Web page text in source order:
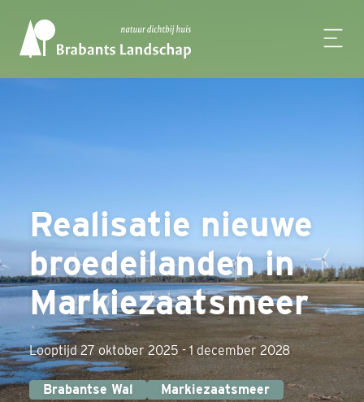
Realisatie nieuwe
broedeilanden in
Markiezaatsmeer
Looptijd 27 oktober 2025 - 1 december 2028
Brabantse Wal Markiezaatsmeer